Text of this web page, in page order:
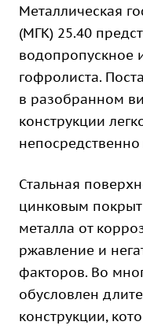
Металлическая
(МГК) 25.40
водопропускное
гофролиста.
в разобранном
конструкции
непосредственно
Стальная
цинковым
металла от
ржавление и
факторов. Во
обусловлен
конструкции,